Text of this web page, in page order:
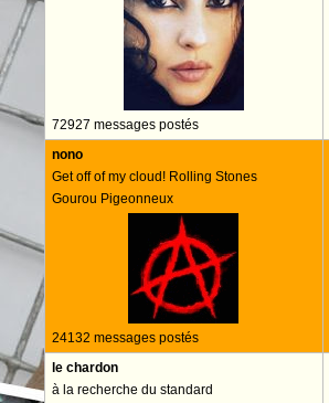
72927 messages postés
nono
Get off of my cloud! Rolling Stones
Gourou Pigeonneux
24132 messages postés
le chardon
à la recherche du standard